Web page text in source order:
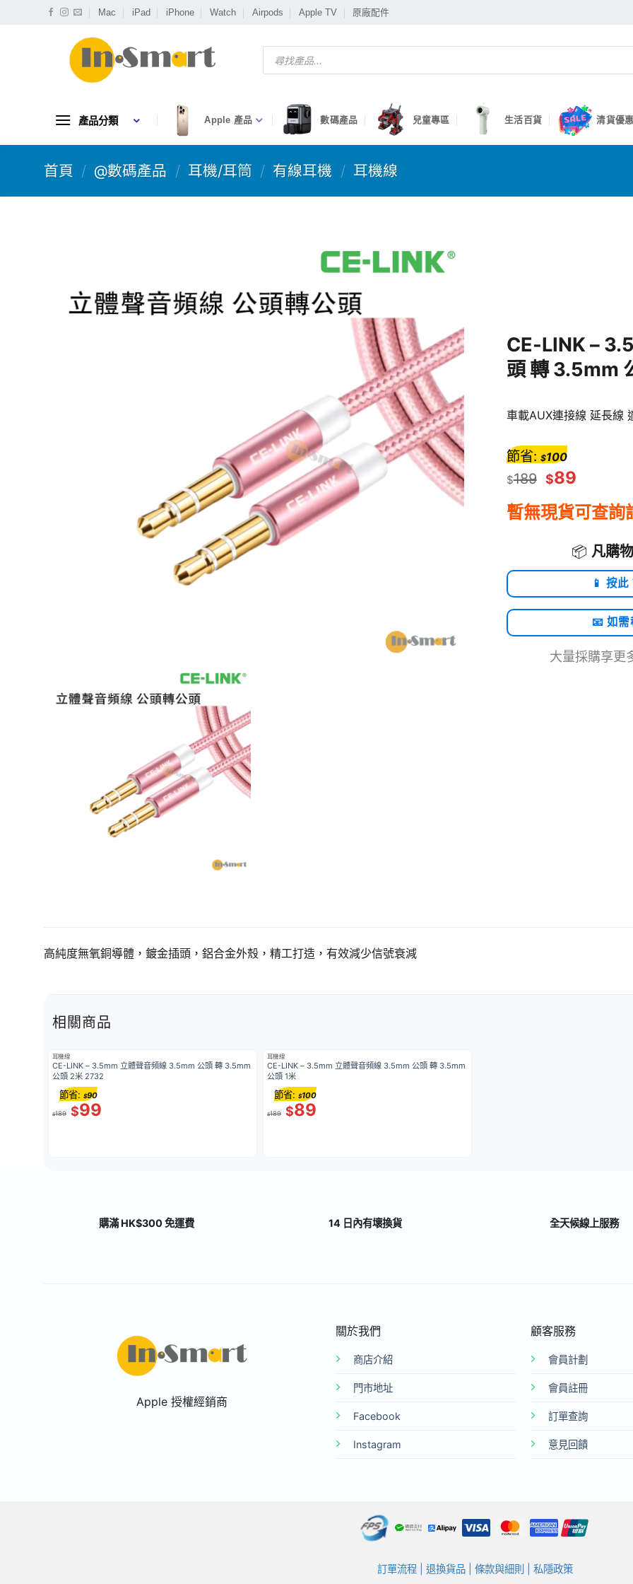
Mac iPad iPhone Watch Airpods Apple TV 原廠配件
Products
search
產品分類 Apple 產品 數碼產品 兒童專區 生活百貨 清貨優
首頁 / @數碼產品 / 耳機/耳筒 / 有線耳機 / 耳機線
CE-LINK –
頭 轉 3.5mm
車載AUX連接線 延長線
$189 $89
節省: $100
暫無現貨可查詢
📦 凡購
📱 按
📧 如
大量採購享更
高純度無氧銅導體，鍍金插頭，鋁合金外殼，精工打造，有效減少信號衰減
相關商品
耳機線
CE-LINK – 3.5mm 立體聲音頻線 3.5mm 公頭 轉 3.5mm
公頭 2米 2732
$189 $99
節省: $90
耳機線
CE-LINK – 3.5mm 立體聲音頻線 3.5mm 公頭 轉 3.5mm
公頭 1米
$189 $89
節省: $100
購滿 HK$300 免運費 14 日內有壞換貨 全天候線上服務
Apple 授權經銷商
關於我們
商店介紹
門市地址
Facebook
Instagram
顧客服務
會員計劃
會員註冊
訂單查詢
意見回饋
訂單流程| 退換貨品| 條款與細則 私隱政策